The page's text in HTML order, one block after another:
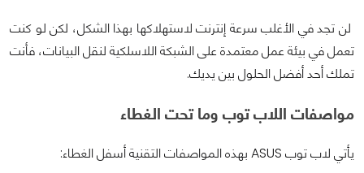
لن تجد في الأغلب سرعة إنترنت لاستهلاكها بهذا الشكل، لكن لو كنت
تعمل في بيئة عمل معتمدة على الشبكة اللاسلكية لنقل البيانات، فأنت
تملك أحد أفضل الحلول بين يديك.
مواصفات اللاب توب وما تحت الغطاء
يأتي لاب توب ASUS بهذه المواصفات التقنية أسفل الغطاء: